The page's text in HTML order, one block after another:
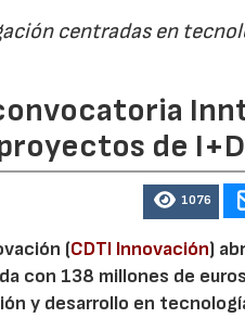
centradas en
de I+D
1076
(CDTI Innovación)
con 138 millones de
y desarrollo en